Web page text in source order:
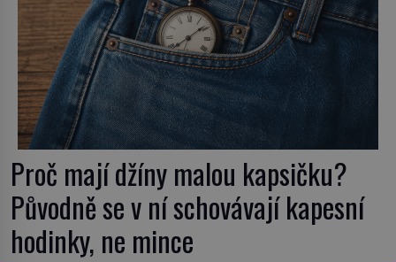
Proč mají džíny malou kapsičku?
Původně se v ní schovávají kapesní
hodinky, ne mince